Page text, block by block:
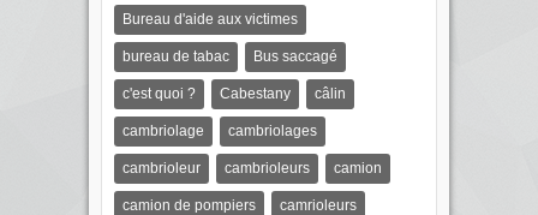
Bureau d'aide aux victimes
bureau de tabac Bus saccagé
c'est quoi ? Cabestany câlin
cambriolage cambriolages
cambrioleur cambrioleurs camion
camion de pompiers camrioleurs